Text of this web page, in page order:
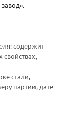
содержит
стали,
партии, дате